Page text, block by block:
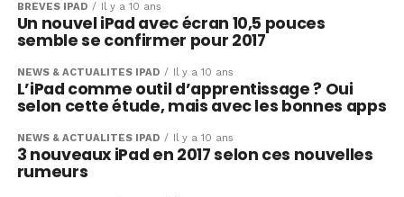
BRÈVES IPAD Il y a 10 ans
Un nouvel iPad avec écran 10,5 pouces
semble se confirmer pour 2017
NEWS & ACTUALITÉS IPAD Il y a 10 ans
L’iPad comme outil d’apprentissage ? Oui
selon cette étude, mais avec les bonnes apps
NEWS & ACTUALITÉS IPAD Il y a 10 ans
3 nouveaux iPad en 2017 selon ces nouvelles
rumeurs